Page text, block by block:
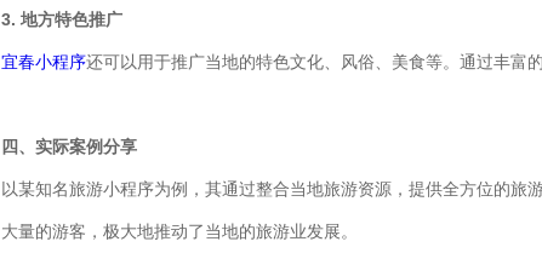
3. 地方特色推广
宜春小程序还可以用于推广当地的特色文化、风俗、美食等。通过丰富
四、实际案例分享
以某知名旅游小程序为例，其通过整合当地旅游资源，提供全方位的
大量的游客，极大地推动了当地的旅游业发展。